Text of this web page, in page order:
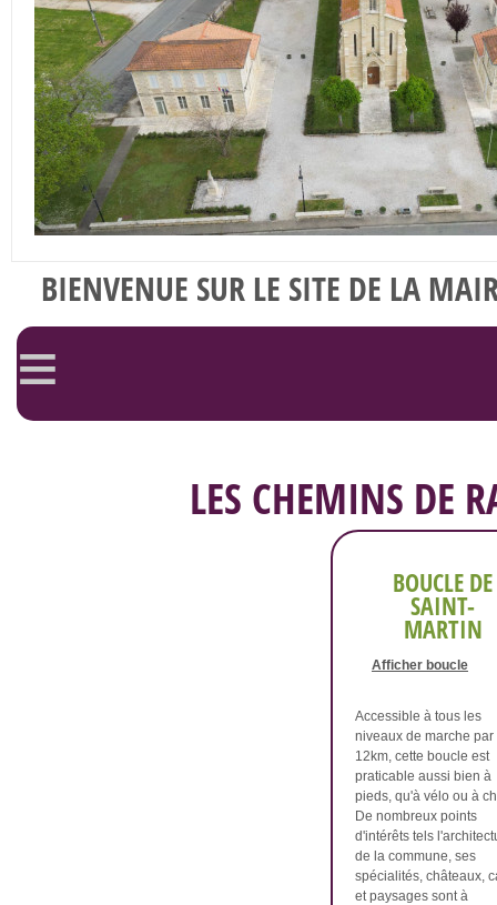
BIENVENUE SUR LE SITE DE LA
≡
LES CHEMINS DE
BOUCLE DE
SAINT-
MARTIN
Afficher boucle
Accessible à tous les
niveaux de marche par
12km, cette boucle est
praticable aussi bien à
pieds, qu'à vélo ou à
De nombreux points
d'intérêts tels
de la commune, ses
spécialités, châteaux,
et paysages sont à